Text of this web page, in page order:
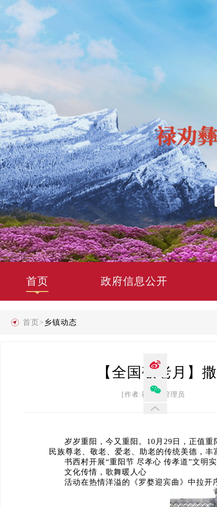
首页 政府信息公开
首页> 乡镇动态
【全国敬老月】
[作者:禄劝县管理员 发
岁岁重阳，今又重阳。10月29日，正值
民族尊老、敬老、爱老、助老的传统美德，
书西村开展“重阳节 尽孝心 传孝道”文明
文化传情，歌舞暖人心
活动在热情洋溢的《罗婺迎宾曲》中拉开